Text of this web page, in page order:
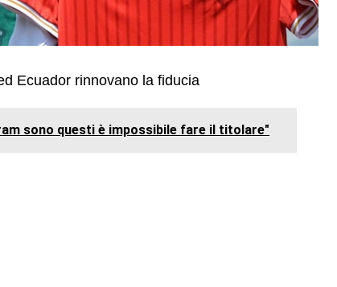
Ecuador rinnovano la fiducia
sono questi è impossibile fare il titolare"